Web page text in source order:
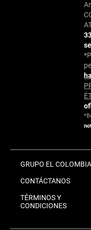
GRUPO EL
CONTÁCTANOS
TÉRMINOS Y
CONDICIONES